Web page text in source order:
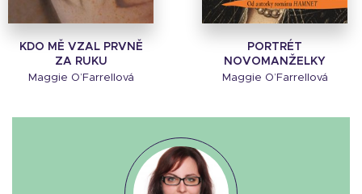
KDO MĚ VZAL PRVNĚ
ZA RUKU
Maggie O’Farrellová
PORTRÉT
NOVOMANŽELKY
Maggie O’Farrellová